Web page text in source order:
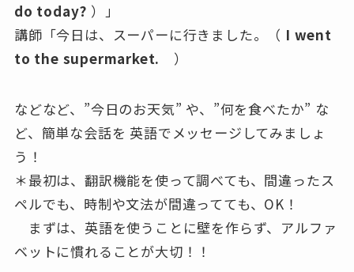
do today? ）」
講師「今日は、スーパーに行きました。（ I went
to the supermarket. ）
などなど、”今日のお天気” や、”何を食べたか” な
ど、簡単な会話を 英語でメッセージしてみましょ
う！
＊最初は、翻訳機能を使って調べても、間違ったス
ペルでも、時制や文法が間違ってても、OK！
まずは、英語を使うことに壁を作らず、アルファ
ベットに慣れることが大切！！